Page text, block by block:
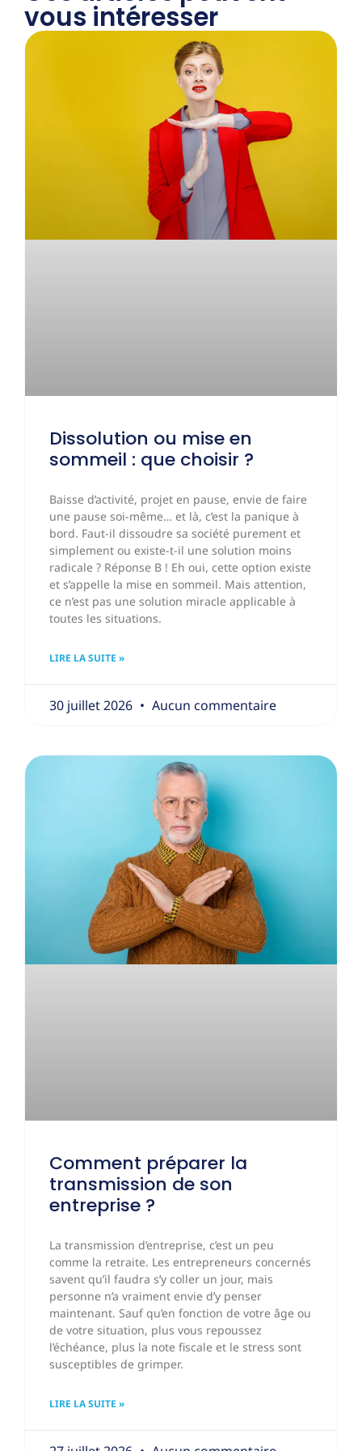
vous intéresser​
Dissolution ou mise en
sommeil : que choisir ?
Baisse d’activité, projet en pause, envie de faire
une pause soi-même… et là, c’est la panique à
bord. Faut-il dissoudre sa société purement et
simplement ou existe-t-il une solution moins
radicale ? Réponse B ! Eh oui, cette option existe
et s’appelle la mise en sommeil. Mais attention,
ce n’est pas une solution miracle applicable à
toutes les situations.
LIRE LA SUITE »
30 juillet 2026 Aucun commentaire
Comment préparer la
transmission de son
entreprise ?
La transmission d’entreprise, c’est un peu
comme la retraite. Les entrepreneurs concernés
savent qu’il faudra s’y coller un jour, mais
personne n’a vraiment envie d’y penser
maintenant. Sauf qu’en fonction de votre âge ou
de votre situation, plus vous repoussez
l’échéance, plus la note fiscale et le stress sont
susceptibles de grimper.
LIRE LA SUITE »